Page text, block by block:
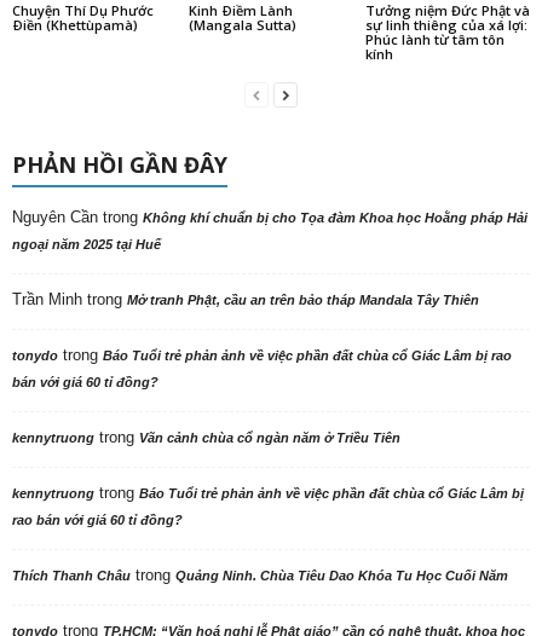
Chuyện Thí Dụ Phước
Ðiền (Khettùpamà)
Kinh Ðiềm Lành
(Mangala Sutta)
Tưởng niệm Đức Phật và
sự linh thiêng của xá lợi:
Phúc lành từ tâm tôn
kính
PHẢN HỒI GẦN ĐÂY
Nguyên Cần trong Không khí chuẩn bị cho Tọa đàm Khoa học Hoằng pháp Hải
ngoại năm 2025 tại Huế
Trần Minh trong Mở tranh Phật, cầu an trên bảo tháp Mandala Tây Thiên
tonydo trong Báo Tuổi trẻ phản ảnh về việc phần đất chùa cổ Giác Lâm bị rao
bán với giá 60 tỉ đồng?
kennytruong trong Vãn cảnh chùa cổ ngàn năm ở Triều Tiên
kennytruong trong Báo Tuổi trẻ phản ảnh về việc phần đất chùa cổ Giác Lâm bị
rao bán với giá 60 tỉ đồng?
Thích Thanh Châu trong Quảng Ninh. Chùa Tiêu Dao Khóa Tu Học Cuối Năm
tonydo trong TP.HCM: “Văn hoá nghi lễ Phật giáo” cần có nghệ thuật, khoa học